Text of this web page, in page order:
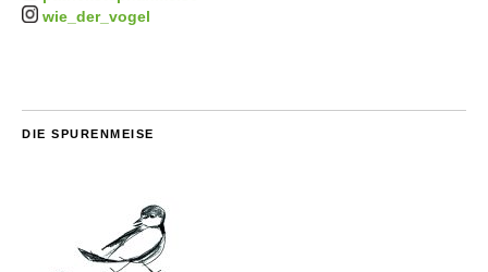
wie_der_vogel
DIE SPURENMEISE